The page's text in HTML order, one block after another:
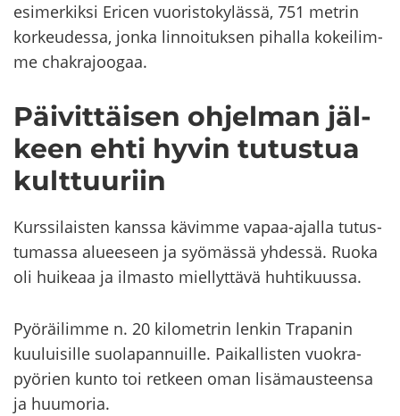
esi­mer­kik­si Ericen vuo­ris­to­ky­läs­sä, 751 met­rin
kor­keu­des­sa, jonka lin­noi­tuk­sen pi­hal­la ko­kei­lim­
me cha­kra­joo­gaa.
Päi­vit­täi­sen oh­jel­man jäl­
keen ehti hyvin tu­tus­tua
kult­tuu­riin
Kurs­si­lais­ten kans­sa kä­vim­me vapaa-​ajalla tu­tus­
tu­mas­sa alu­ee­seen ja syö­mäs­sä yh­des­sä. Ruoka
oli hui­ke­aa ja il­mas­to miel­lyt­tä­vä huh­ti­kuus­sa.
Pyö­räi­lim­me n. 20 ki­lo­met­rin len­kin Tra­pa­nin
kuu­lui­sil­le suo­la­pan­nuil­le. Pai­kal­lis­ten vuo­kra­
pyö­rien kunto toi ret­keen oman li­sä­maus­teen­sa
ja huu­mo­ria.